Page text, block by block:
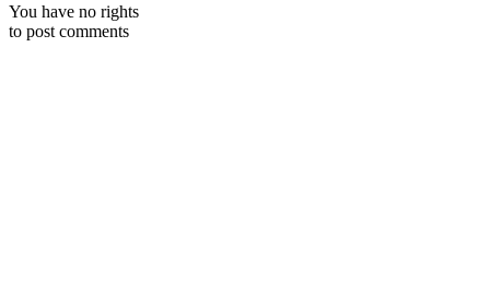
You have no rights
to post comments